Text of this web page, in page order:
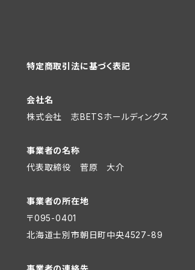
特定商取引法に基づく表記
会社名
株式会社 志BETSホールディングス
事業者の名称
代表取締役 菅原 大介
事業者の所在地
〒095-0401
北海道士別市朝日町中央4527-89